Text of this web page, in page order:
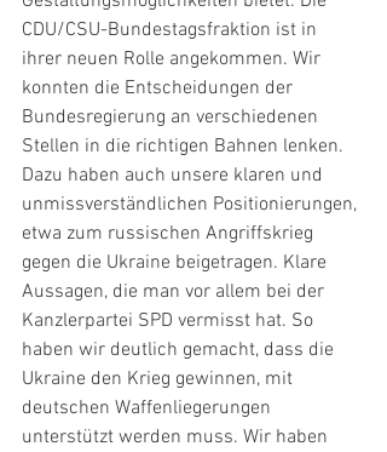
CDU/CSU-Bundestagsfraktion ist in
ihrer neuen Rolle angekommen. Wir
konnten die Entscheidungen der
Bundesregierung an verschiedenen
Stellen in die richtigen Bahnen lenken.
Dazu haben auch unsere klaren und
unmissverständlichen Positionierungen,
etwa zum russischen Angriffskrieg
gegen die Ukraine beigetragen. Klare
Aussagen, die man vor allem bei der
Kanzlerpartei SPD vermisst hat. So
haben wir deutlich gemacht, dass die
Ukraine den Krieg gewinnen, mit
deutschen Waffenliegerungen
unterstützt werden muss. Wir haben